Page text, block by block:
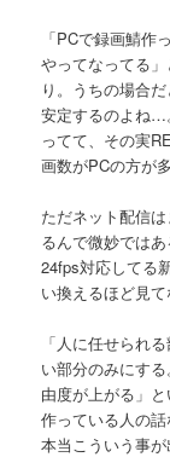
「PCで録画鯖作
やってなってる
り。うちの場合
安定するのよね…
ってて、その実
画数がPCの方が
ただネット配信
るんで微妙では
24fps対応してる
い換えるほど見て
「人に任せられ
い部分のみにす
由度が上がる」
作っている人の話
本当こういう事が